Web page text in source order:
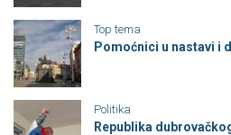
Top tema
Pomoćnici u nastavi i
Politika
Republika